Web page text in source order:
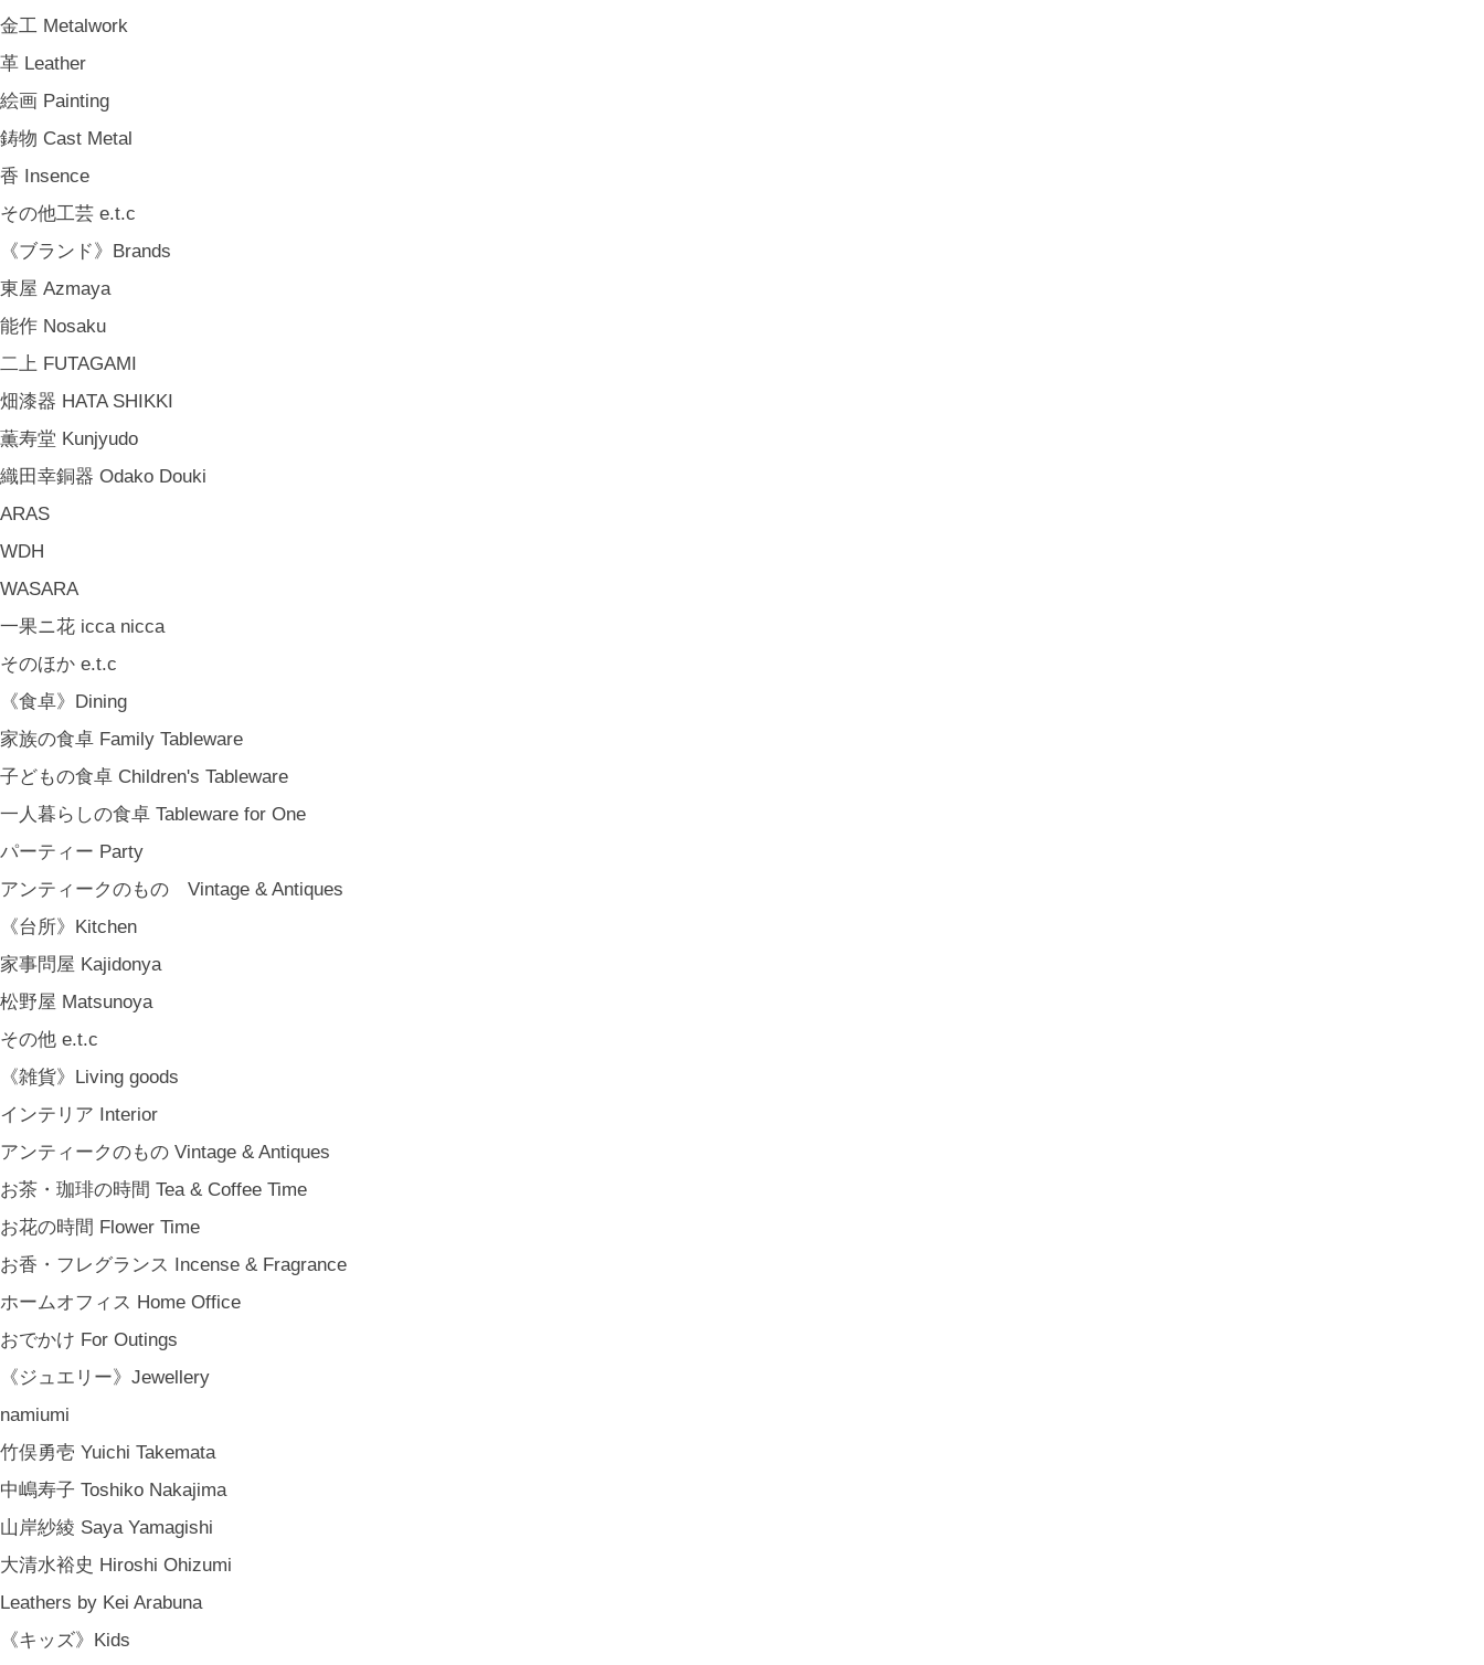
金工 Metalwork
革 Leather
絵画 Painting
鋳物 Cast Metal
香 Insence
その他工芸 e.t.c
《ブランド》Brands
東屋 Azmaya
能作 Nosaku
二上 FUTAGAMI
畑漆器 HATA SHIKKI
薫寿堂 Kunjyudo
織田幸銅器 Odako Douki
ARAS
WDH
WASARA
一果ニ花 icca nicca
そのほか e.t.c
《食卓》Dining
家族の食卓 Family Tableware
子どもの食卓 Children's Tableware
一人暮らしの食卓 Tableware for One
パーティー Party
アンティークのもの Vintage & Antiques
《台所》Kitchen
家事問屋 Kajidonya
松野屋 Matsunoya
その他 e.t.c
《雑貨》Living goods
インテリア Interior
アンティークのもの Vintage & Antiques
お茶・珈琲の時間 Tea & Coffee Time
お花の時間 Flower Time
お香・フレグランス Incense & Fragrance
ホームオフィス Home Office
おでかけ For Outings
《ジュエリー》Jewellery
namiumi
竹俣勇壱 Yuichi Takemata
中嶋寿子 Toshiko Nakajima
山岸紗綾 Saya Yamagishi
大清水裕史 Hiroshi Ohizumi
Leathers by Kei Arabuna
《キッズ》Kids
お茶・珈琲の時間 Tea & Coffee Time
お花の時間 Flower Time
お香・フレグランス Incense & Fragrance
ホームオフィス Home Office
おでかけ For Outings
《ジュエリー》Jewellery
namiumi
竹俣勇壱 Yuichi Takemata
中嶋寿子 Toshiko Nakajima
山岸紗綾 Saya Yamagishi
大清水裕史 Hiroshi Ohizumi
Leathers by Kei Arabuna
《キッズ》Kids
ぬいぐるみ Soft Toys
絵本 Children's Books
《食品》Food
BREW TEA CO
穀雨 Bakery Cokuu
MONSTER
COYA. (3月中旬〜)
MARY JIMENEZ CO. (3月中旬〜)
《オリジナル》Original
《古道具》Vintage & Antiques
ハナレきりゅう Hanare Kiryuh
《義援金商品》Charity
《輸入品》Imported goods
《ギフト》Gifts
ギフト包装 Gift Wrapping
石川・金沢・北陸土産 Local Souvenirs
ちょっとしたプレゼント Petit Gifts
出産祝い Baby Gifts
内祝い Thank You Gifts
新築祝い Housewarming Gifts
結婚祝い Wedding Gifts
結婚式の引出物 Wedding Favors
誕生日プレゼント Birthday Gifts
クリスマス Chiristmas Gifts
こどもの日 Children's Day
バレンタインデー Valentine's Day
《季節のもの》Seasonal
春 Spring
夏 Summer